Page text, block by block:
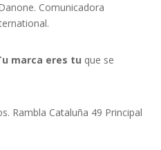
Comunicadora
marca eres tu que se
Rambla Cataluña 49 Principal